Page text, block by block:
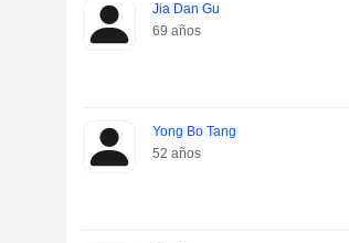
Jia Dan Gu
69 años
Yong Bo Tang
52 años